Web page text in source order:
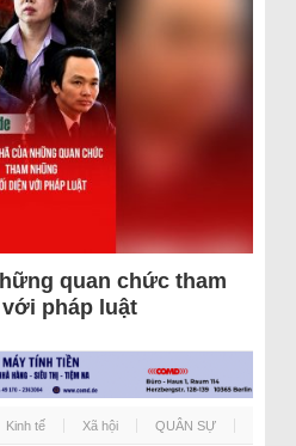
quan chức tham
pháp luật
Kinh tế Xã hội QUÂN SỰ